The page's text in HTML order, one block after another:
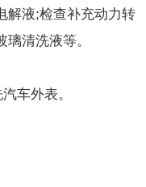
解液;检查补充动力转
清洗液等。
车外表。